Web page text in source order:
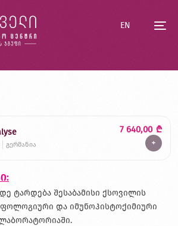
EN
გერმანია
7 640,00 ₾
+
ტარდება შესაბამისი ქსოვილის
და იმუნოჰისტოქიმიური